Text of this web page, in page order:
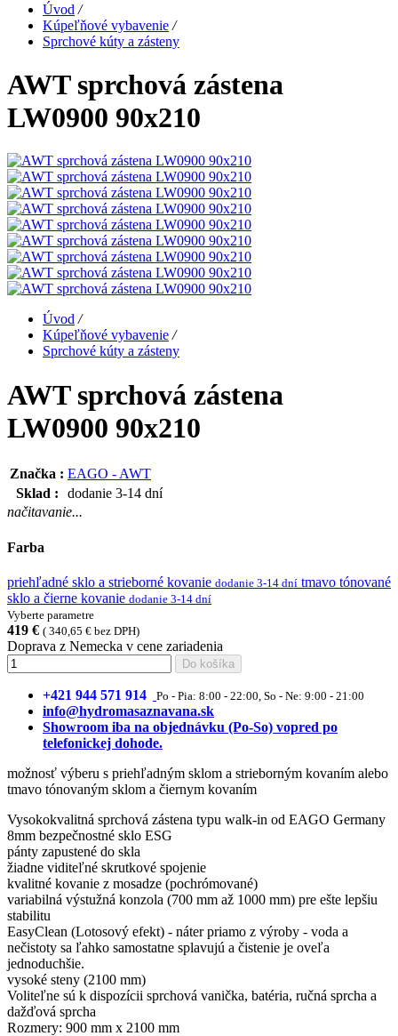
Úvod /
Kúpeľňové vybavenie /
Sprchové kúty a zásteny
AWT sprchová zástena
LW0900 90x210
Úvod /
Kúpeľňové vybavenie /
Sprchové kúty a zásteny
AWT sprchová zástena
LW0900 90x210
Značka : EAGO - AWT
Sklad :
dodanie 3-14 dní
načitavanie...
Farba
priehľadné sklo a strieborné kovanie dodanie 3-14 dní tmavo tónované
sklo a čierne kovanie dodanie 3-14 dní
Vyberte parametre
419 € ( 340,65 € bez DPH)
Doprava z Nemecka v cene zariadenia
Do košíka
+421 944 571 914 Po - Pia: 8:00 - 22:00, So - Ne: 9:00 - 21:00
info@hydromasaznavana.sk
Showroom iba na objednávku (Po-So) vopred po
telefonickej dohode.
možnosť výberu s priehľadným sklom a strieborným kovaním alebo
tmavo tónovaným sklom a čiernym kovaním
Vysokokvalitná sprchová zástena typu walk-in od EAGO Germany
8mm bezpečnostné sklo ESG
pánty zapustené do skla
žiadne viditeľné skrutkové spojenie
kvalitné kovanie z mosadze (pochrómované)
variabilná výstužná konzola (700 mm až 1000 mm) pre ešte lepšiu
stabilitu
EasyClean (Lotosový efekt) - náter priamo z výroby - voda a
nečistoty sa ľahko samostatne splavujú a čistenie je oveľa
jednoduchšie.
vysoké steny (2100 mm)
Voliteľne sú k dispozícii sprchová vanička, batéria, ručná sprcha a
dažďová sprcha
Rozmery: 900 mm x 2100 mm